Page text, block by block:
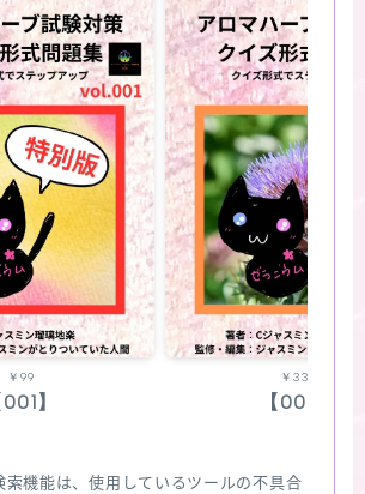
￥99
001】
￥330
【002】
索機能は、使用しているツールの不具合